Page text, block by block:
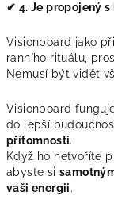
✔ 4. Je propojený
Visionboard jako
ranního rituálu,
Nemusí být vidět
Visionboard
do lepší
přítomnosti.
Když ho netvoříte
abyste si
vaši energii.